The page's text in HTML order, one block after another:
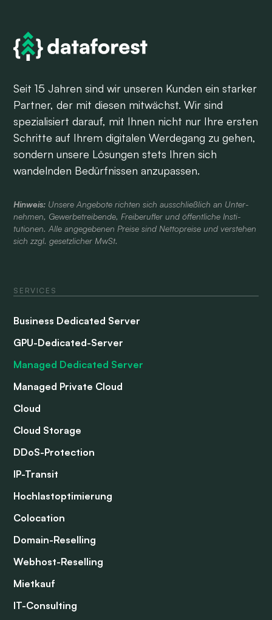
Seit 15 Jahren sind wir unseren Kunden ein starker
Partner, der mit diesen mitwächst. Wir sind
spezialisiert darauf, mit Ihnen nicht nur Ihre ersten
Schritte auf Ihrem digitalen Werdegang zu gehen,
sondern unsere Lösungen stets Ihren sich
wandelnden Bedürfnissen anzupassen.
Hinweis: Unsere Angebote richten sich aus­schließlich an Unter­
nehmen, Gewerbe­treibende, Frei­berufler und öffent­liche Insti­
tutionen. Alle ange­gebenen Preise sind Netto­preise und verstehen
sich zzgl. gesetzlicher MwSt.
SERVICES
Business Dedicated Server
GPU-Dedicated-Server
Managed Dedicated Server
Managed Private Cloud
Cloud
Cloud Storage
DDoS-Protection
IP-Transit
Hochlastoptimierung
Colocation
Domain-Reselling
Webhost-Reselling
Mietkauf
IT-Consulting